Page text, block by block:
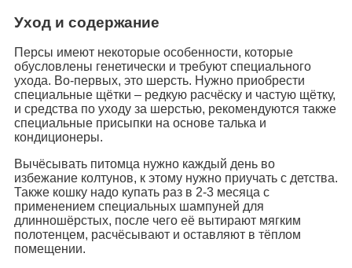
Уход и содержание
Персы имеют некоторые особенности, которые
обусловлены генетически и требуют специального
ухода. Во-первых, это шерсть. Нужно приобрести
специальные щётки – редкую расчёску и частую щётку,
и средства по уходу за шерстью, рекомендуются также
специальные присыпки на основе талька и
кондиционеры.
Вычёсывать питомца нужно каждый день во
избежание колтунов, к этому нужно приучать с детства.
Также кошку надо купать раз в 2-3 месяца с
применением специальных шампуней для
длинношёрстых, после чего её вытирают мягким
полотенцем, расчёсывают и оставляют в тёплом
помещении.